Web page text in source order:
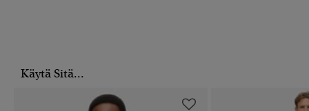
Käytä Sitä...